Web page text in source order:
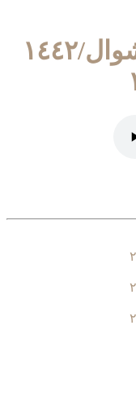
٢٠/شوال/١٤٤٢